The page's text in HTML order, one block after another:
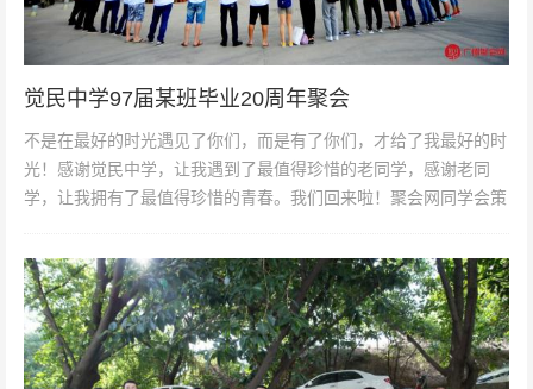
觉民中学97届某班毕业20周年聚会
不是在最好的时光遇见了你们，而是有了你们，才给了我最好的时
光！感谢觉民中学，让我遇到了最值得珍惜的老同学，感谢老同
学，让我拥有了最值得珍惜的青春。我们回来啦！聚会网同学会策